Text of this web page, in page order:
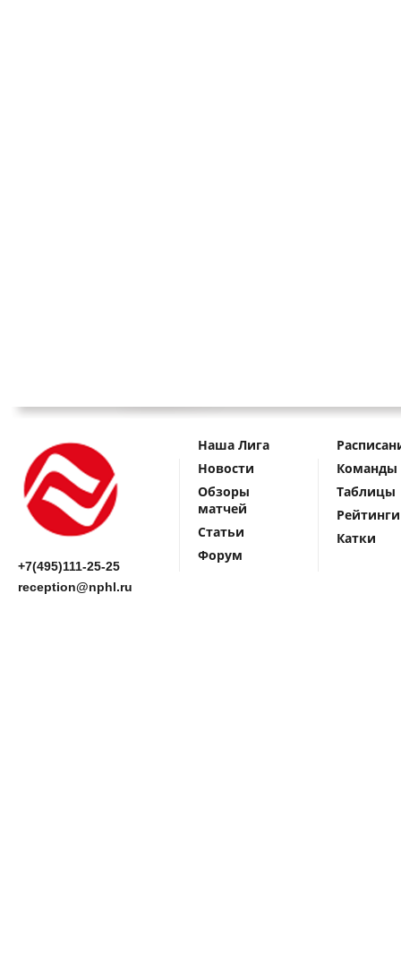
+7(495)111-25-25
reception@nphl.ru
Наша Лига
Новости
Обзоры
матчей
Статьи
Форум
Команды
Таблицы
Рейтинги
Катки